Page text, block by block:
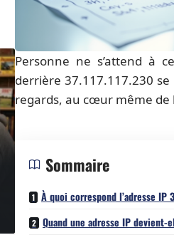
Personne ne s’attend à
derrière 37.117.117.230
regards, au cœur même de
Sommaire
À quoi correspond l’adresse IP
Quand une adresse IP